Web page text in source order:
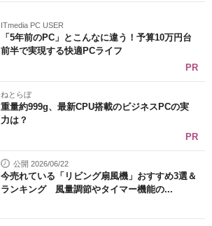
ITmedia PC USER
「5年前のPC」とこんなに違う！予算10万円台
前半で実現する快適PCライフ
PR
ねとらぼ
重量約999g、最新CPU搭載のビジネスPCの実
力は？
PR
公開 2026/06/22
今売れている「リビング扇風機」おすすめ3選＆
ランキング 風量調節やタイマー機能の...